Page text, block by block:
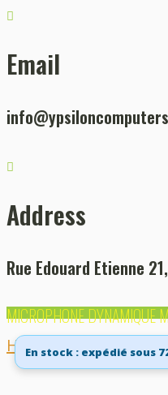
Email
Address
Rue Edouard Etienne
MICROPHONE DYNAMIQUE
HomeYpsilon
En stock : expédié sous